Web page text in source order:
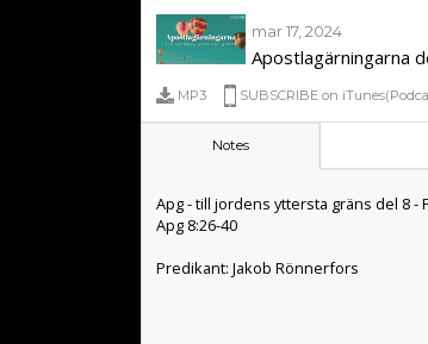
mar 17, 2024
Apostlagärningarna
MP3 SUBSCRIBE on
Notes
Apg 8:26-40
Predikant: Jakob Rönnerfors